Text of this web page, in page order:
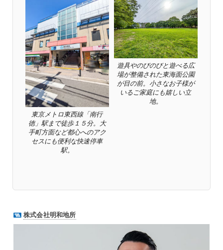
東京メトロ東西線「南行
徳」駅まで徒歩１５分。大
手町方面など都心へのアク
セスにも便利な快速停車
駅。
遊具やのびのびと遊べる広
場が整備された東海面公園
が目の前。小さなお子様が
いるご家庭にも嬉しい立
地。